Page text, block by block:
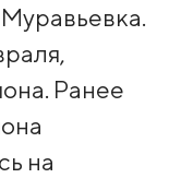
Ранее
на